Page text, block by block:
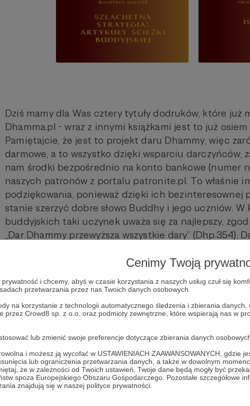
Cenimy Twoją
i chcemy, abyś w czasie korzystania z naszych usług czuł się
przetwarzania przez nas Twoich danych osobowych.
na korzystanie z technologii automatycznego śledzenia i zbierania
przez Crowd8 sp. z o.o. oraz podmioty zewnętrzne, które wspierają nas w
lub zmienić swoje preferencje dotyczące zbierania danych
i możesz ją wycofać w USTAWIENIACH ZAAWANSOWANYCH, gdzie
lub ograniczenia przetwarzania danych, a także w dowolnym
że w zależności od Twoich ustawień, Twoje dane będą mogły być
spoza Europejskiego Obszaru Gospodarczego. Pozostałe szczegółowe
znajdują się w naszej polityce prywatności.
Dziś mamy dla Was cztery tytuły dodruków, które już
Dhamma.pl - wraz z innymi książkami jest to już
Pamiętajcie, że jest to projekt daru Dhammy, więc
darmowe, a to wszystko dzięki wsparciu darczyńców,
nam środki bezpośrednio na konto bankowe (numer
naszych patronów z portalu patronite.pl. To właśnie
podziękowania, ponieważ dzięki ich bezinteresownej
stanie szerzyć dobre słowo Buddhy i jego uczniów.
buddyjskich taki uczynek uważa się za najlepszy,
„Dar Dhammy przewyższa wszystkie dary” (Dhp.354).
nawet po kilka sztuk, pamiętajcie tylko, że limit
sztuk, więc praktykujcie umiarkowanie. Zamawiajcie
swój adres, z dokładnymi numerami domów i
oczywistość, ale sporo osób zamawiających o tym nie
rozemocjonowani tym, że książki są darmowe.
nieco rozentuzjazmować, już całkiem niedługo
książki Ajahna Brahma, które też pojawi się na stronie
Zmienił się próg za 10 PLN. Od teraz wszystkie
- to znaczy, że nie ma już „zaskórniaków”, ponieważ